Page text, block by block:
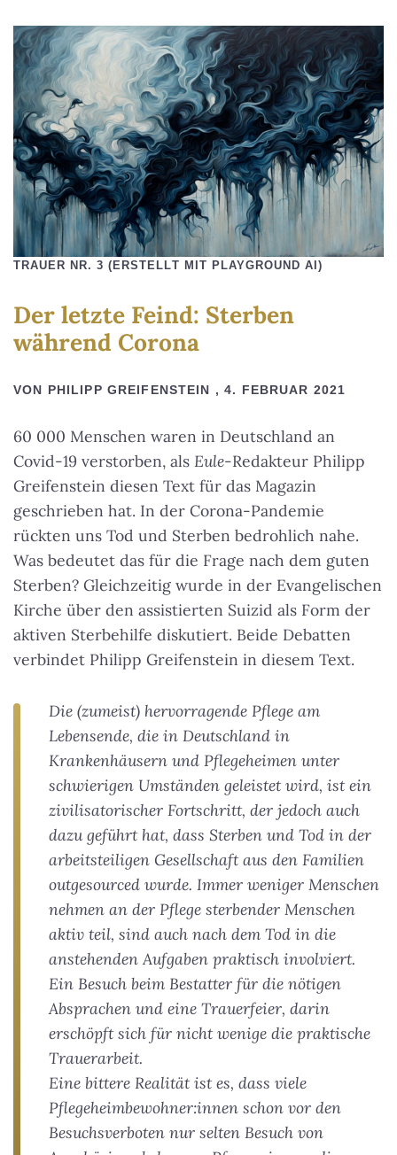
TRAUER NR. 3 (ERSTELLT MIT PLAYGROUND AI)
Der letzte Feind: Sterben
während Corona
VON PHILIPP GREIFENSTEIN , 4. FEBRUAR 2021
60 000 Menschen waren in Deutschland an
Covid-19 verstorben, als Eule-Redakteur Philipp
Greifenstein diesen Text für das Magazin
geschrieben hat. In der Corona-Pandemie
rückten uns Tod und Sterben bedrohlich nahe.
Was bedeutet das für die Frage nach dem guten
Sterben? Gleichzeitig wurde in der Evangelischen
Kirche über den assistierten Suizid als Form der
aktiven Sterbehilfe diskutiert. Beide Debatten
verbindet Philipp Greifenstein in diesem Text.
Die (zumeist) hervorragende Pflege am
Lebensende, die in Deutschland in
Krankenhäusern und Pflegeheimen unter
schwierigen Umständen geleistet wird, ist ein
zivilisatorischer Fortschritt, der jedoch auch
dazu geführt hat, dass Sterben und Tod in der
arbeitsteiligen Gesellschaft aus den Familien
outgesourced wurde. Immer weniger Menschen
nehmen an der Pflege sterbender Menschen
aktiv teil, sind auch nach dem Tod in die
anstehenden Aufgaben praktisch involviert.
Ein Besuch beim Bestatter für die nötigen
Absprachen und eine Trauerfeier, darin
erschöpft sich für nicht wenige die praktische
Trauerarbeit.
Eine bittere Realität ist es, dass viele
Pflegeheimbewohner:innen schon vor den
Besuchsverboten nur selten Besuch von